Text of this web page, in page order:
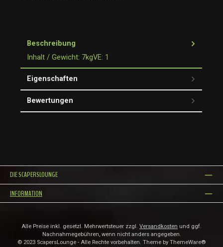
Beschreibung
Inhalt / Gewicht: 7kgVE: 1
Eigenschaften
Bewertungen
DIE SCAPERSLOUNGE
INFORMATION
Alle Preise inkl. gesetzl. Mehrwertsteuer zzgl. Versandkosten und ggf.
Nachnahmegebühren, wenn nicht anders angegeben.
© 2023 ScapersLounge - Alle Rechte vorbehalten. Theme by ThemeWare®